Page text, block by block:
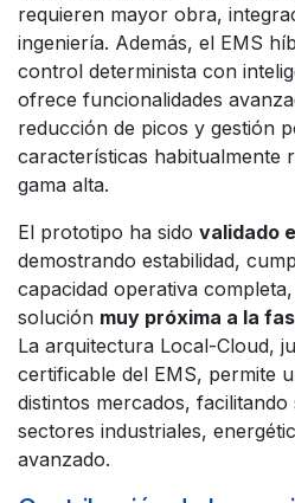
requieren mayor obra,
ingeniería. Además, el EMS
control determinista con
ofrece funcionalidades
reducción de picos y gestión
características habitualmente
gama alta.
El prototipo ha sido validado
demostrando estabilidad,
capacidad operativa
solución muy próxima a la
La arquitectura Local-Cloud,
certificable del EMS, permite
distintos mercados,
sectores industriales,
avanzado.